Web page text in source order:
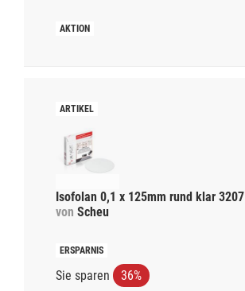
Isofolan 0,1 x 125mm rund klar 3207
von Scheu
Sie sparen 36%